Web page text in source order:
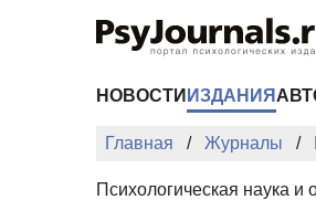
НОВОСТИ ИЗДАНИЯ
Главная Журналы
Психологическая наука и